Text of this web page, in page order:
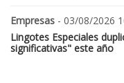
Empresas - 03/08/2026
Lingotes Especiales
significativas" este año